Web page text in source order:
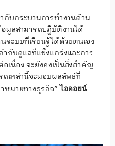
กับกระบวนการทำงานด้าน
มูลสามารถปฏิบัติงานได้
ะบบที่เรียนรู้ได้ด้วยตนเอง
กับดูแลที่แข็งแกร่งและการ
เนื่อง จะยังคงเป็นสิ่งสำคัญ
ถเหล่านี้จะมอบผลลัพธ์ที่
หมายทางธุรกิจ”ไอดอยน์